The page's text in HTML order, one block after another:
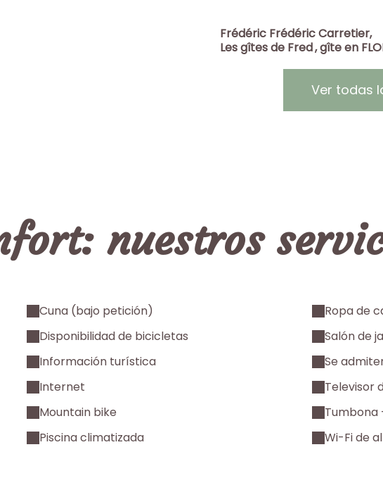
Frédéric Frédéric Carretier,
Les gîtes de Fred, gîte en
Ver todas
nuestros
Cuna (bajo petición)
Disponibilidad de bicicletas
Información turística
Internet
Mountain bike
Piscina climatizada
Ropa de
Salón de
Se
Televisor
Tumbona
Wi-Fi de